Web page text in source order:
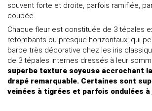
souvent forte et droite, parfois ramifiée,
coupée.
Chaque fleur est constituée de 3 tépales
retombants ou presque horizontaux, qui
barbe très décorative chez les iris
de 3 tépales internes dressés à leur
superbe texture soyeuse accrochant
drapé remarquable. Certaines sont
veinées à tigrées et parfois ondulées